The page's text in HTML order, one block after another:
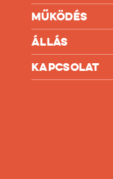
Működés
Állás
Kapcsolat